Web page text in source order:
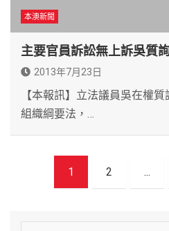
本澳新聞
主要官員訴訟無上訴吳質
2013年7月23日
【本報訊】立法議員吳在權
組織綱要法，…
1 2 ...